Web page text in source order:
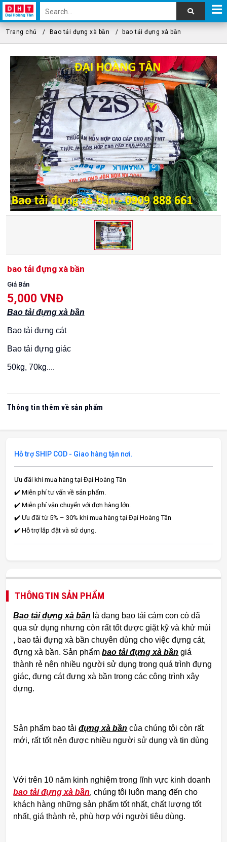
Trang chủ Bao tải đựng xà bần bao tải đựng xà bần
bao tải đựng xà bần
Giá Bán
5,000 VNĐ
Bao tải đựng xà bần
Bao tải đựng cát
Bao tải đựng giác
50kg, 70kg....
Thông tin thêm về sản phẩm
Hỗ trợ SHIP COD - Giao hàng tận nơi.
Ưu đãi khi mua hàng tại Đại Hoàng Tân
✔️ Miễn phí tư vấn về sản phẩm.
✔️ Miễn phí vận chuyển với đơn hàng lớn.
✔️ Ưu đãi từ 5% – 30% khi mua hàng tại Đại Hoàng Tân
✔️ Hỗ trợ lắp đặt và sử dụng.
THÔNG TIN SẢN PHẨM
Bao tải đựng xà bần là dạng bao tải cám con cò đã
qua sử dụng nhưng còn rất tốt được giặt kỹ và khử mùi
, bao tải đựng xà bần chuyên dùng cho việc đựng cát,
đựng xà bần. Sản phẩmbao tải đựng xà bần giá
thành rẻ nên nhiều người sử dụng trong quá trình đựng
giác, đựng cát đựng xà bần trong các công trình xây
dựng.
Sản phẩm bao tảiđựng xà bần của chúng tôi còn rất
mới, rất tốt nên được nhiều người sử dụng và tin dùng
Với trên 10 năm kinh nghiệm trong lĩnh vực kinh doanh
bao tải đựng xà bần, chúng tôi luôn mang đến cho
khách hàng những sản phẩm tốt nhất, chất lượng tốt
nhất, giá thành rẻ, phù hợp với người tiêu dùng.